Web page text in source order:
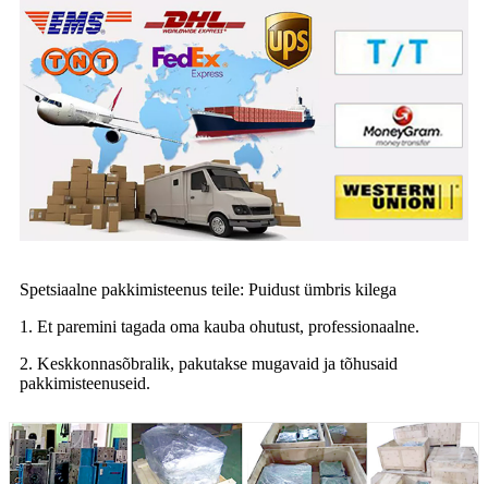
Spetsiaalne pakkimisteenus teile: Puidust ümbris kilega
1. Et paremini tagada oma kauba ohutust, professionaalne.
2. Keskkonnasõbralik, pakutakse mugavaid ja tõhusaid
pakkimisteenuseid.